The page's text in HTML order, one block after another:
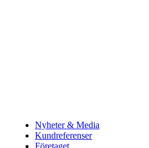
Nyheter & Media
Kundreferenser
Företaget